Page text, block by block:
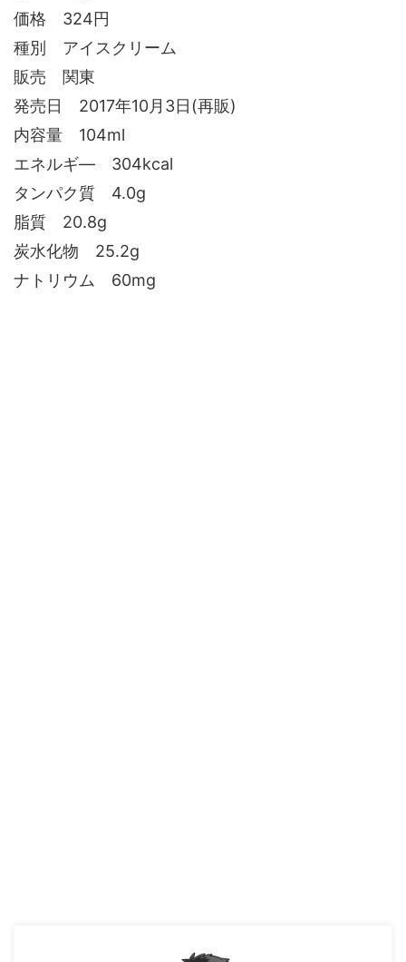
価格 324円
種別 アイスクリーム
販売 関東
発売日 2017年10月3日(再販)
内容量 104ml
エネルギ― 304kcal
タンパク質 4.0g
脂質 20.8g
炭水化物 25.2g
ナトリウム 60mg